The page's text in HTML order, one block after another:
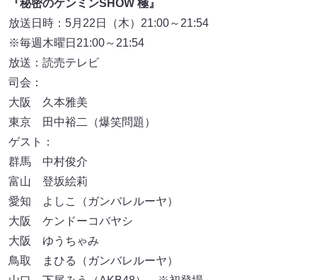
『秘密のケンミンSHOW 極』
放送日時：5月22日（木）21:00～21:54
※毎週木曜日21:00～21:54
放送：読売テレビ
司会：
大阪 久本雅美
東京 田中裕二（爆笑問題）
ゲスト：
群馬 中村俊介
富山 登坂絵莉
愛知 よしこ（ガンバレルーヤ）
大阪 ケンドーコバヤシ
大阪 ゆうちゃみ
鳥取 まひる（ガンバレルーヤ）